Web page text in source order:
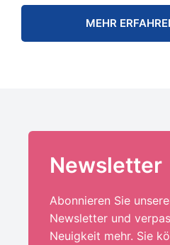
MEHR
Newsletter
Abonnieren Sie
Newsletter und
Neuigkeit mehr. Sie